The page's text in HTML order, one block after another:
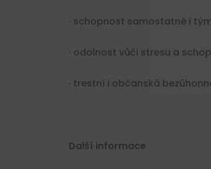
· schopnost samostatné i
· odolnost vůči stresu a
· trestní i občanská
Další informace